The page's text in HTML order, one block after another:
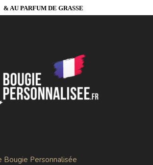
& AU PARFUM DE GRASSE
Bougie Personnalisée